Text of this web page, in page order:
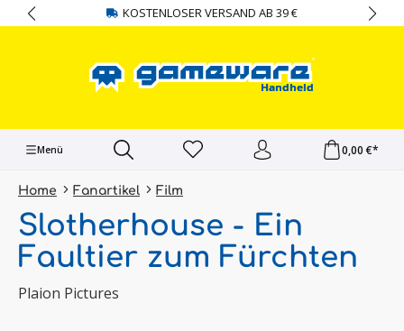
springen KOSTENLOSER VERSAND AB 39 €
Menü 0,00 €*
Home Fanartikel Film
Slotherhouse - Ein
Faultier zum Fürchten
Plaion Pictures